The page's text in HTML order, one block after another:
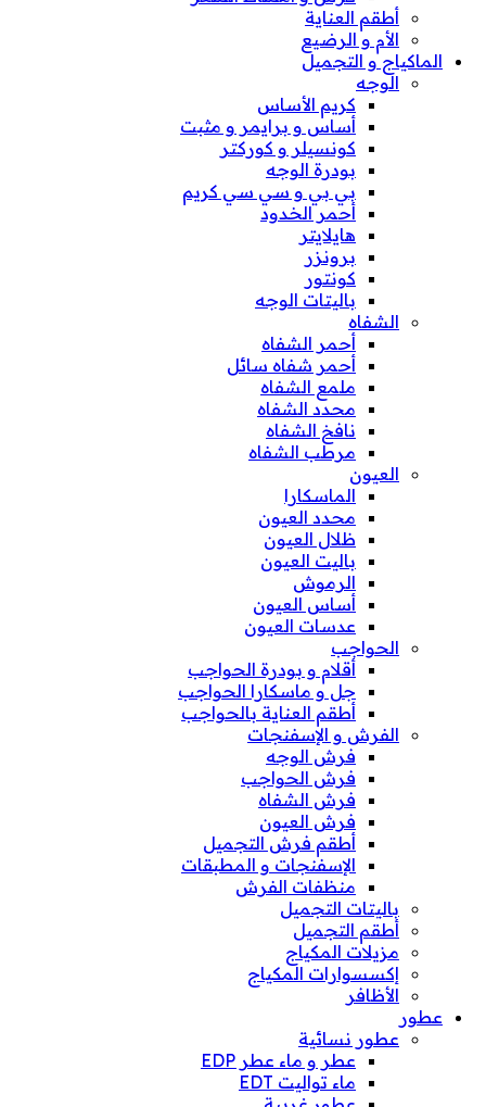
أطقم العناية
الأم و الرضيع
الماكياج و التجميل
الوجه
كريم الأساس
أساس و برايمر و مثبت
كونسيلر و كوركتر
بودرة الوجه
بي بي و سي سي كريم
أحمر الخدود
هايلايتر
برونزر
كونتور
باليتات الوجه
الشفاه
أحمر الشفاه
أحمر شفاه سائل
ملمع الشفاه
محدد الشفاه
نافخ الشفاه
مرطب الشفاه
العيون
الماسكارا
محدد العيون
ظلال العيون
باليت العيون
الرموش
أساس العيون
عدسات العيون
الحواجب
أقلام و بودرة الحواجب
جل و ماسكارا الحواجب
أطقم العناية بالحواجب
الفرش و الإسفنجات
فرش الوجه
فرش الحواجب
فرش الشفاه
فرش العيون
أطقم فرش التجميل
الإسفنجات و المطبقات
منظفات الفرش
باليتات التجميل
أطقم التجميل
مزيلات المكياج
إكسسوارات المكياج
الأظافر
عطور
عطور نسائية
عطر و ماء عطر EDP
ماء تواليت EDT